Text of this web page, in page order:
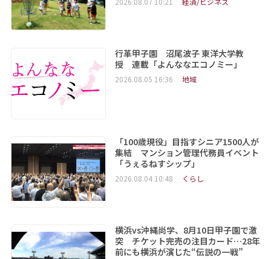
行革甲子園 沼尾波子 東洋大学教
授 連載「よんななエコノミー」
2026.08.05 16:36 地域
「100歳現役」目指すシニア1500人が
集結 マンション管理代務員イベント
「うぇるねすシップ」
2026.08.04 10:48 くらし
横浜vs沖縄尚学、8月10日甲子園で激
突 チケット完売の注目カード…28年
前にも横浜が演じた“伝説の一戦”